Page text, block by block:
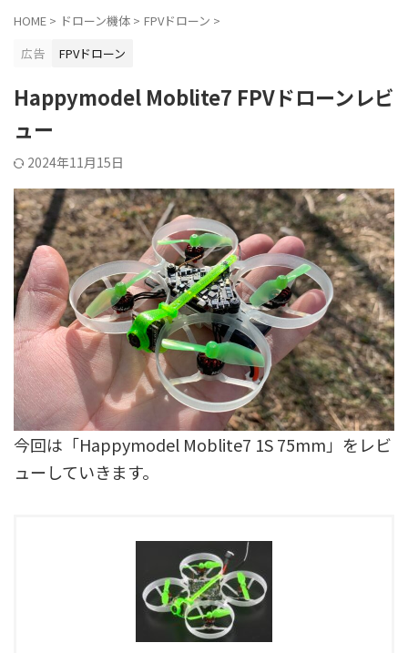
HOME > ドローン機体 > FPVドローン >
広告
FPVドローン
Happymodel Moblite7 FPVドローンレビ
ュー
2024年11月15日
今回は「Happymodel Moblite7 1S 75mm」をレビ
ューしていきます。